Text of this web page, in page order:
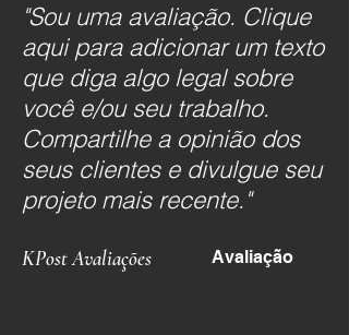
"Sou uma avaliação. Clique
aqui para adicionar um texto
que diga algo legal sobre
você e/ou seu trabalho.
Compartilhe a opinião dos
seus clientes e divulgue seu
projeto mais recente."
KPost Avaliações Avaliação